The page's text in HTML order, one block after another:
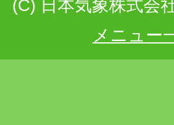
(C) 日本気象株式会
メニュー